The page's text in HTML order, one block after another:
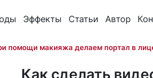
Эффекты Статьи Автор
помощи макияжа делаем портал в
Как сделать